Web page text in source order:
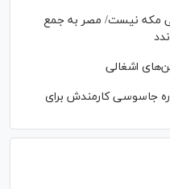
مکه نیست/ مصر به جمع
اشغالی
جاسوسی کارمندش برای